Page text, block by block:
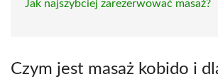
Jak najszybciej zarezerwować masaż?
Czym jest masaż kobido i